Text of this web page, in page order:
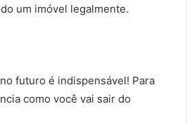
um imóvel legalmente.
futuro é indispensável! Para
como você vai sair do